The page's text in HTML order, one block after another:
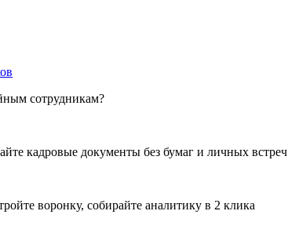
сотрудникам?
кадровые документы без бумаг и личных встреч
воронку, собирайте аналитику в 2 клика